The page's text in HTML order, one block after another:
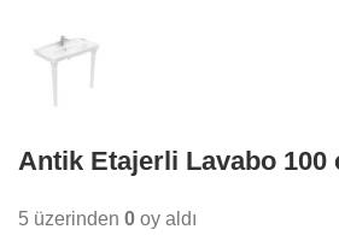
Antik Etajerli Lavabo 100
5 üzerinden 0 oy aldı